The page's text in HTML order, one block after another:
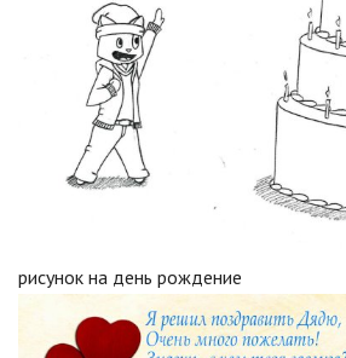
рисунок на день рождение